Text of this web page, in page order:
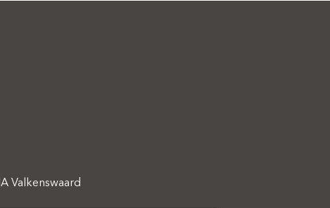
Valkenswaard